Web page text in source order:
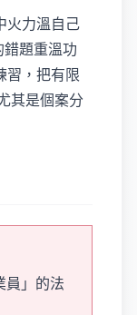
火力溫自己
題重溫功
習，把有限
其是個案分
員」的法